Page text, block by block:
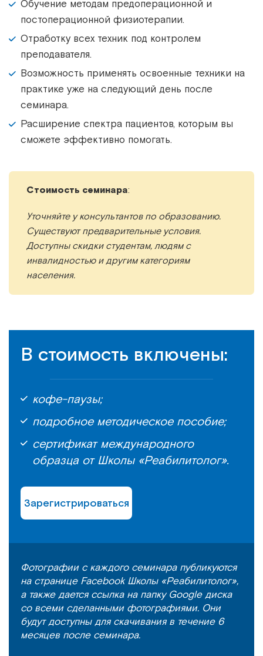
Обучение методам предоперационной и
постоперационной физиотерапии.
Отработку всех техник под контролем
преподавателя.
Возможность применять освоенные техники на
практике уже на следующий день после
семинара.
Расширение спектра пациентов, которым вы
сможете эффективно помогать.
Стоимость семинара:
Уточняйте у консультантов по образованию.
Существуют предварительные условия.
Доступны скидки студентам, людям с
инвалидностью и другим категориям
населения.
В стоимость включены:
кофе-паузы;
подробное методическое пособие;
сертификат международного
образца от Школы «Реабилитолог».
Зарегистрироваться
Фотографии с каждого семинара публикуются
на странице Facebook Школы «Реабилитолог»,
а также дается ссылка на папку Google диска
со всеми сделанными фотографиями. Они
будут доступны для скачивания в течение 6
месяцев после семинара.